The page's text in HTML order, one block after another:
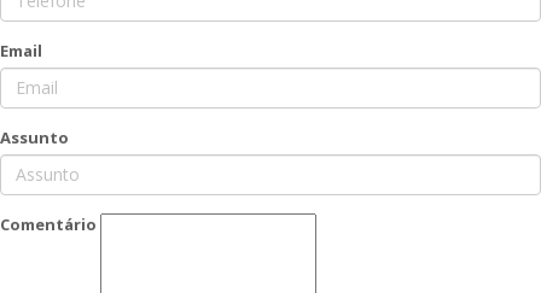
Email
Assunto
Comentário